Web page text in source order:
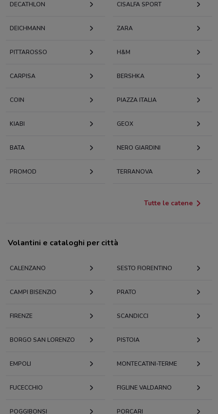
DECATHLON CISALFA SPORT
DEICHMANN ZARA
PITTAROSSO H&M
CARPISA BERSHKA
COIN PIAZZA ITALIA
KIABI GEOX
BATA NERO GIARDINI
PROMOD TERRANOVA
Tutte le catene
Volantini e cataloghi per città
CALENZANO SESTO FIORENTINO
CAMPI BISENZIO PRATO
FIRENZE SCANDICCI
BORGO SAN LORENZO PISTOIA
EMPOLI MONTECATINI-TERME
FUCECCHIO FIGLINE VALDARNO
POGGIBONSI PORCARI